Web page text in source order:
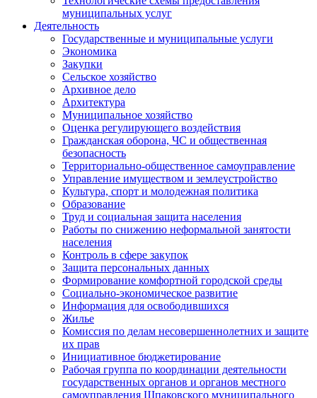
муниципальных услуг
Деятельность
Государственные и муниципальные услуги
Экономика
Закупки
Сельское хозяйство
Архивное дело
Архитектура
Муниципальное хозяйство
Оценка регулирующего воздействия
Гражданская оборона, ЧС и общественная
безопасность
Территориально-общественное самоуправление
Управление имуществом и землеустройство
Культура, спорт и молодежная политика
Образование
Труд и социальная защита населения
Работы по снижению неформальной занятости
населения
Контроль в сфере закупок
Защита персональных данных
Формирование комфортной городской среды
Социально-экономическое развитие
Информация для освободившихся
Жилье
Комиссия по делам несовершеннолетних и защите
их прав
Инициативное бюджетирование
Рабочая группа по координации деятельности
государственных органов и органов местного
самоуправления Шпаковского муниципального